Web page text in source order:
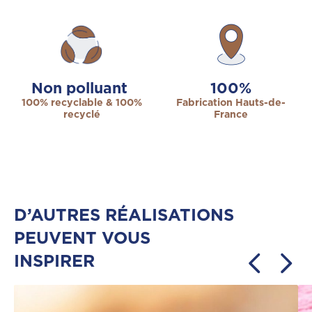
Non polluant
100% recyclable & 100%
recyclé
100%
Fabrication Hauts-de-
France
D’AUTRES RÉALISATIONS
PEUVENT VOUS
INSPIRER